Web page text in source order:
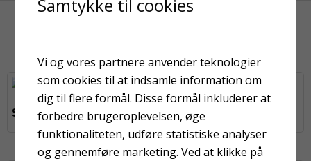
KUNDER HAR OGSÅ KIGGET PÅ
Sprossepensel nr. 6 Lærredstape UV
Samtykke til cookies
Vi og vores partnere anvender teknologier
som cookies til at indsamle information om
dig til flere formål. Disse formål inkluderer at
forbedre brugeroplevelsen, øge
funktionaliteten, udføre statistiske analyser
og gennemføre marketing. Ved at klikke på